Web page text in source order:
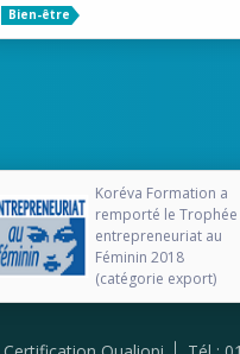
Bien-être
Koréva Formation a
remporté le Trophée
entrepreneuriat au
Féminin 2018
(catégorie export)